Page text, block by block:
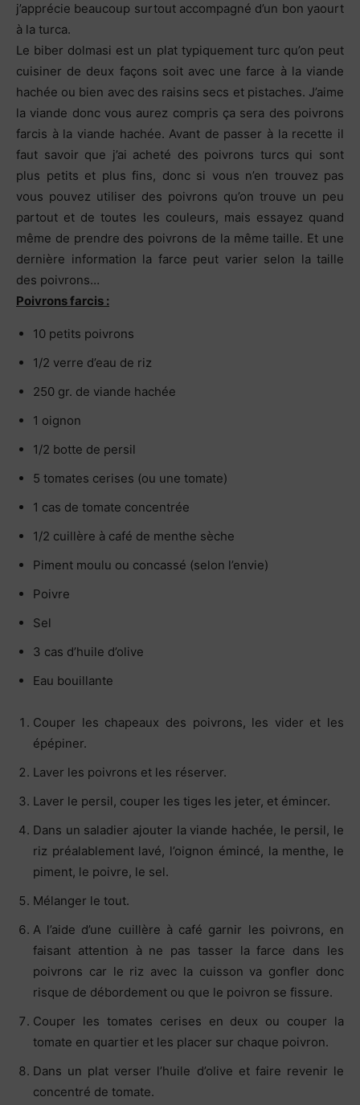
j’apprécie beaucoup surtout accompagné d’un bon yaourt
à la turca.
Le biber dolmasi est un plat typiquement turc qu’on peut
cuisiner de deux façons soit avec une farce à la viande
hachée ou bien avec des raisins secs et pistaches. J’aime
la viande donc vous aurez compris ça sera des poivrons
farcis à la viande hachée. Avant de passer à la recette il
faut savoir que j’ai acheté des poivrons turcs qui sont
plus petits et plus fins, donc si vous n’en trouvez pas
vous pouvez utiliser des poivrons qu’on trouve un peu
partout et de toutes les couleurs, mais essayez quand
même de prendre des poivrons de la même taille. Et une
dernière information la farce peut varier selon la taille
des poivrons…
Poivrons farcis :
10 petits poivrons
1/2 verre d’eau de riz
250 gr. de viande hachée
1 oignon
1/2 botte de persil
5 tomates cerises (ou une tomate)
1 cas de tomate concentrée
1/2 cuillère à café de menthe sèche
Piment moulu ou concassé (selon l’envie)
Poivre
Sel
3 cas d’huile d’olive
Eau bouillante
Couper les chapeaux des poivrons, les vider et les
épépiner.
Laver les poivrons et les réserver.
L aver le persil, couper les tiges les jeter, et émincer.
Dans un saladier ajouter la viande hachée, le persil, le
riz préalablement lavé, l’oignon émincé, la menthe, le
piment, le poivre, le sel.
Mélanger le tout.
A l’aide d’une cuillère à café garnir les poivrons, en
faisant attention à ne pas tasser la farce dans les
poivrons car le riz avec la cuisson va gonfler donc
risque de débordement ou que le poivron se fissure.
Couper les tomates cerises en deux ou couper la
tomate en quartier et les placer sur chaque poivron.
Dans un plat verser l’huile d’olive et faire revenir le
concentré de tomate.